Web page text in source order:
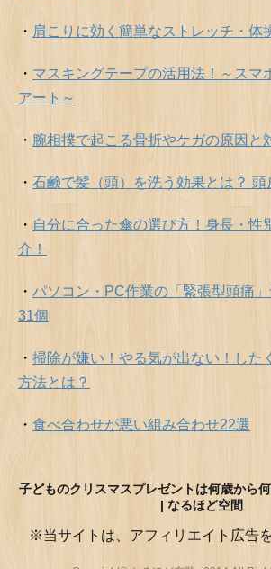
・ 肩こりに効く簡単なストレッチ・体
・ マスキングテープの活用法！～スマ
アート～
・ 腕相撲で起こる骨折やケガの原因と
・ 石鹸で髪（頭）を洗う効果とは？ 頭
・ 自分に合った傘の選び方！身長・性
介！
・ パソコン・PC作業の「緊張型頭痛
31個
・ 掃除が嫌い！やる気が出ない！した
方法とは？
・ 食べ合わせが悪い組み合わせ22選
子どものクリスマスプレゼントは何歳から
| なるほど空間
※当サイトは、アフィリエイト広告